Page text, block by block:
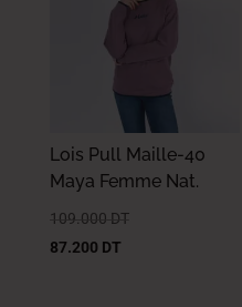
Lois Pull Maille-40
Maya Femme Nat.
109.000 DT
87.200 DT